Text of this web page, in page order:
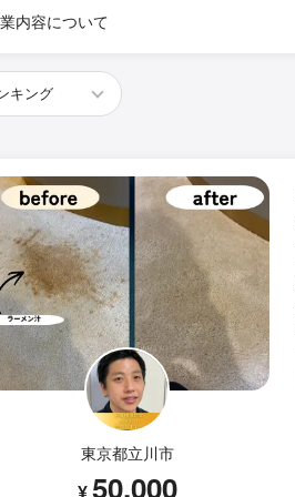
内容について
東京都立川市
50,000